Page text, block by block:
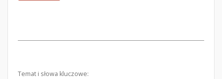
Temat i słowa kluczowe: